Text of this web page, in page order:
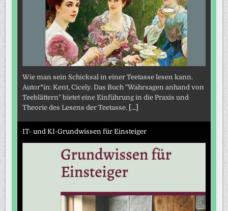
Wie man sein Schicksal in einer Teetasse lesen kann.
Autor*in: Kent, Cicely. Das Buch "Wahrsagen anhand von
Teeblättern" bietet eine Einführung in die Praxis und
Theorie des Lesens der Teetasse. [...]
IT- und KI-Grundwissen für Einsteiger